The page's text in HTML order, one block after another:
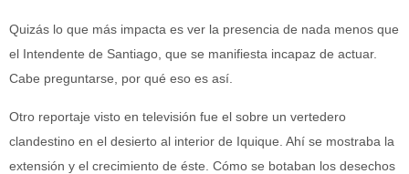
Quizás lo que más impacta es ver la presencia de nada menos que
el Intendente de Santiago, que se manifiesta incapaz de actuar.
Cabe preguntarse, por qué eso es así.
Otro reportaje visto en televisión fue el sobre un vertedero
clandestino en el desierto al interior de Iquique. Ahí se mostraba la
extensión y el crecimiento de éste. Cómo se botaban los desechos